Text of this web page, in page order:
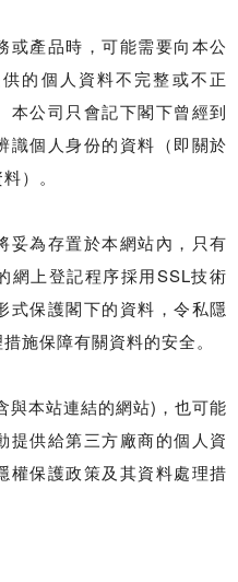
或產品時，可能需要向本公
的個人資料不完整或不正
本公司只會記下閣下曾經到
識個人身份的資料（即關於
）。
妥為存置於本網站內，只有
網上登記程序採用SSL技術
式保護閣下的資料，令私隱
施保障有關資料的安全。
與本站連結的網站)，也可能
提供給第三方廠商的個人資
權保護政策及其資料處理措